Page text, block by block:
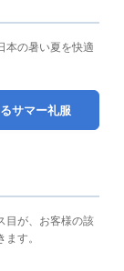
本の暑い夏を快適
サマー礼服
目が、お客様の該
す。